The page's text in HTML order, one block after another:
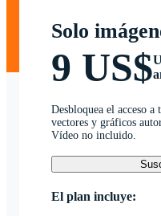
Solo
9 US$
Desbloquea el acceso a
vectores y gráficos
Vídeo no incluido.
El plan incluye: